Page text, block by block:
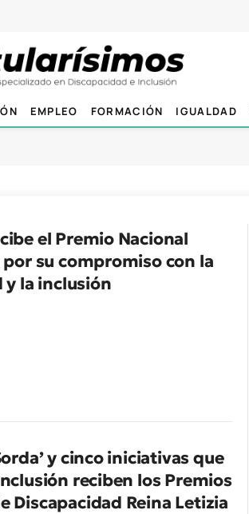
EMPLEO FORMACIÓN IGUALDAD
el Premio Nacional
por su compromiso con la
y la inclusión
y cinco iniciativas que
reciben los Premios
Discapacidad Reina Letizia